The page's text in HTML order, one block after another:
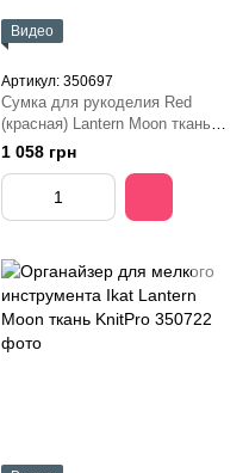
Видео
Артикул: 350697
Сумка для рукоделия Red
(красная) Lantern Moon ткань
KnitPro
1 058 грн